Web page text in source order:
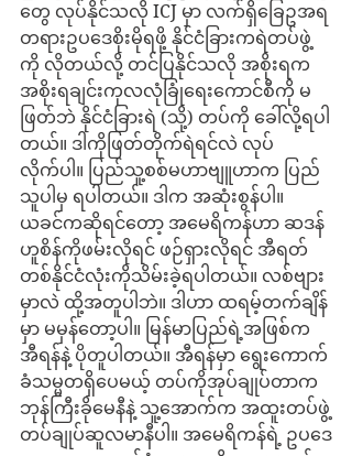
တွေ လုပ်နိုင်သလို ICJ မှာ လက်ရှိခြေဥအရ
တရားဥပဒေစိုးမိုရဖို့ နိုင်ငံခြားကရဲတပ်ဖွဲ့
ကို လိုတယ်လို့ တင်ပြနိုင်သလို အစိုးရက
အစိုးရချင်းကုလလုံခြုံရေးကောင်စီကို မ
ဖြတ်ဘဲ နိုင်ငံခြားရဲ (သို့) တပ်ကို ခေါ်လို့ရပါ
တယ်။ ဒါကိုဖြတ်တိုက်ရဲရင်လဲ လုပ်
လိုက်ပါ။ ပြည်သူ့စစ်မဟာဗျူဟာက ပြည်
သူပါမှ ရပါတယ်။ ဒါက အဆုံးစွန်ပါ။
ယခင်ကဆိုရင်တော့ အမေရိကန်ဟာ ဆဒန်
ဟူစိန်ကိုဖမ်းလိုရင် ဖဉ်ရှားလိုရင် အီရတ်
တစ်နိုင်ငံလုံးကိုသိမ်းခဲ့ရပါတယ်။ လစ်ဗျား
မှာလဲ ထို့အတူပါဘဲ။ ဒါဟာ ထရမ့်တက်ချိန်
မှာ မမှန်တော့ပါ။ မြန်မာပြည်ရဲ့အဖြစ်က
အီရန်နဲ့ ပိုတူပါတယ်။ အီရန်မှာ ရွေးကောက်
ခံသမ္မတရှိပေမယ့် တပ်ကိုအုပ်ချုပ်တာက
ဘုန်ကြီးခိုမေနီနဲ့ သူ့အောက်က အထူးတပ်ဖွဲ့
တပ်ချုပ်ဆူလမာနီပါ။ အမေရိကန်ရဲ့ ဥပဒေ